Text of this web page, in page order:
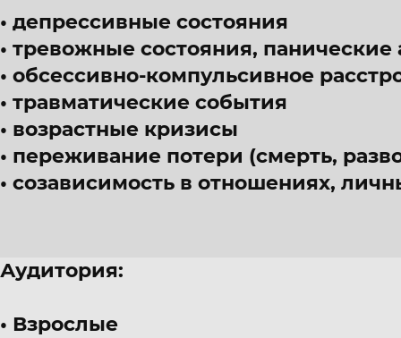
депрессивные состояния
тревожные состояния, панические
обсессивно-компульсивное
травматические события
возрастные кризисы
переживание потери (смерть,
созависимость в отношениях,
Аудитория:
Взрослые